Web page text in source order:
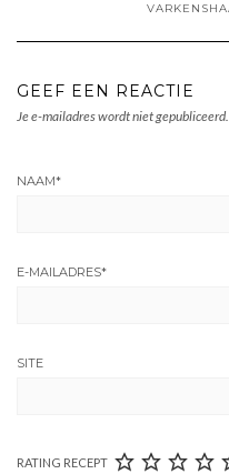
GEEF EEN REACTIE
Je e-mailadres wordt niet gepubliceerd.
NAAM*
E-MAILADRES*
SITE
RATING RECEPT